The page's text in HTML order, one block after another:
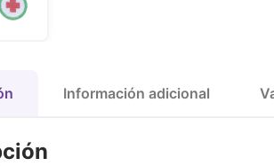
Información adicional